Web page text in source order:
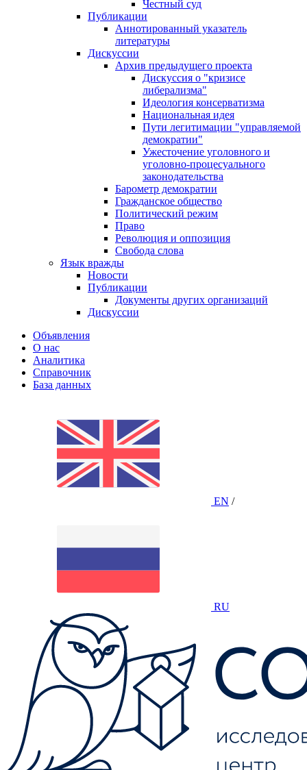
Честный суд
Публикации
Аннотированный указатель
литературы
Дискуссии
Архив предыдущего проекта
Дискуссия о "кризисе
либерализма"
Идеология консерватизма
Национальная идея
Пути легитимации "управляемой
демократии"
Ужесточение уголовного и
уголовно-процесуального
законодательства
Барометр демократии
Гражданское общество
Политический режим
Право
Революция и оппозиция
Свобода слова
Язык вражды
Новости
Публикации
Документы других организаций
Дискуссии
Объявления
О нас
Аналитика
Справочник
База данных
EN /
RU